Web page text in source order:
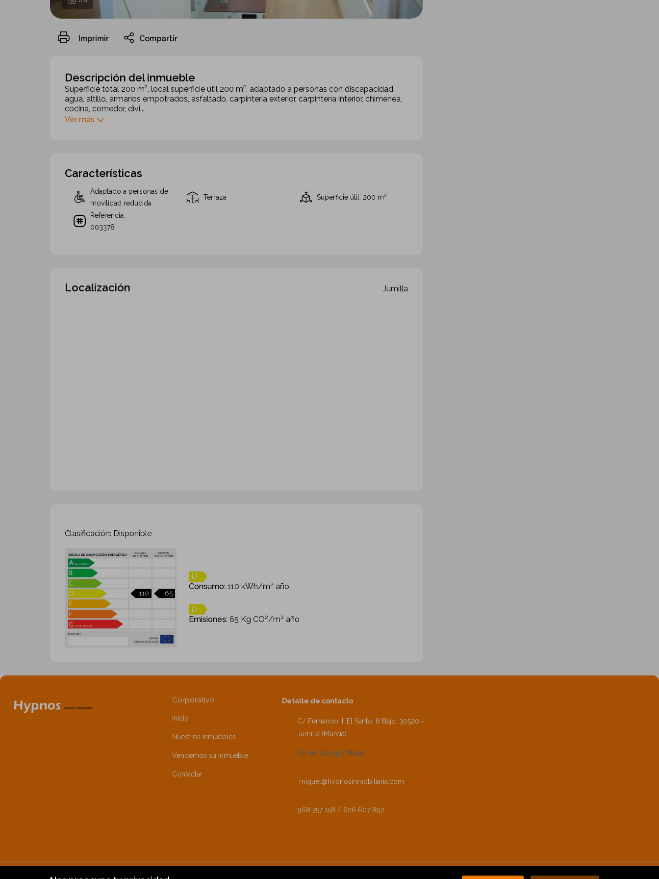
Imprimir Compartir
Descripción del inmueble
Superficie total 200 m², local superficie útil 200 m², adaptado a personas con discapacidad,
agua, altillo, armarios empotrados, asfaltado, carpintería exterior, carpintería interior, chimenea,
cocina, comedor, divi...
Ver más
Características
Adaptado a personas de
movilidad reducida
Terraza Superficie útil: 200 m2
Referencia:
003378
Localización Jumilla
Clasificación: Disponible
110 65
D
Consumo: 110 kWh/m2 año
D
Emisiones: 65 Kg CO2/m2 año
Corporativo
Inicio
Nuestros inmuebles
Vendemos su inmueble
Contactar
Detalle de contacto
C/ Fernando III El Santo, 8 Bajo. 30520 -
Jumilla (Múrcia)
Ver en Google Maps
miguel@hypnosinmobiliaria.com
968 757 158 / 626 607 897